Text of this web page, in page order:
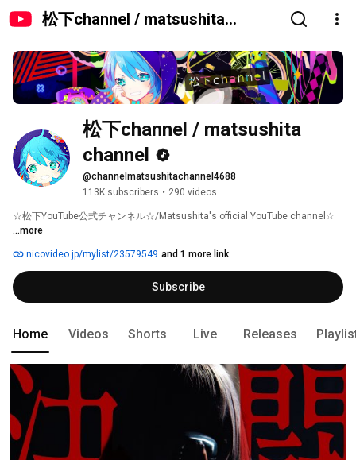
松下channel / matsushita
松下channel / matsushita
channel
@channelmatsushitachannel4688
113K subscribers • 290 videos
☆松下YouTube公式チャンネル☆/Matsushita's official YouTube channel☆
...more
nicovideo.jp/mylist/23579549 and 1 more link
Subscribe
Home Videos Shorts Live Releases